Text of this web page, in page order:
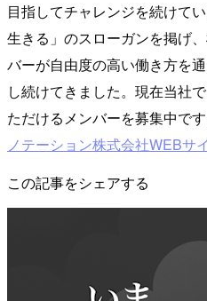
目指してチャレンジを続けて
生きる」のスローガンを掲げ
バーが自由度の高い働き方を
し続けてきました。現在当社
ただけるメンバーを募集中で
ノテーション株式会社WEBサ
この記事をシェアする